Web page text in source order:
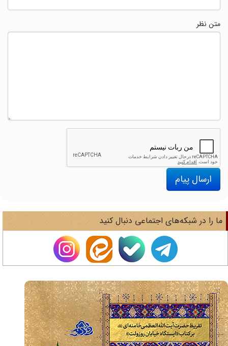
متن نظر
ارسال پیام
را در شبکه‌های اجتماعی دنبال کنید